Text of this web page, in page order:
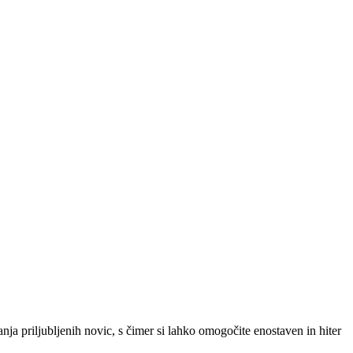
priljubljenih novic, s čimer si lahko omogočite enostaven in hiter